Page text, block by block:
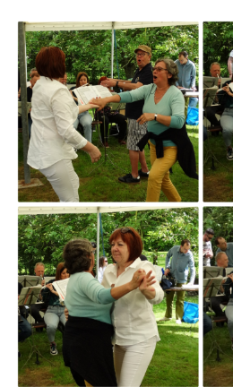
Branding
ARMCHAIR